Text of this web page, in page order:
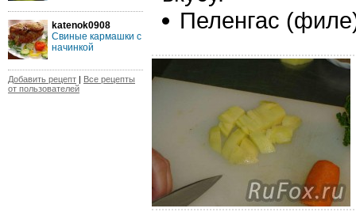
katenok0908
Свиные кармашки с
начинкой
Добавить рецепт | Все рецепты
от пользователей
Пеленгас